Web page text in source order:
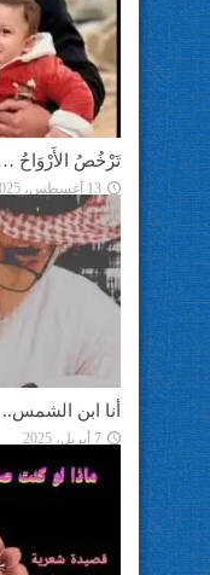
تَرْخُصُ الأَرْوَاحُ
13 أغسطس، 2025
أنا ابن
7 أبريل، 2025